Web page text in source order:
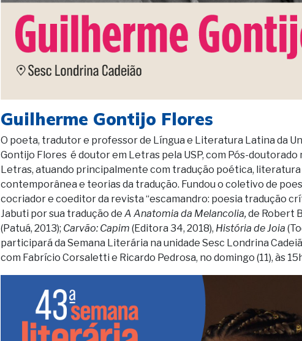
Guilherme Gontijo Flores
O poeta, tradutor e professor de Língua e Literatura Latina da
Gontijo Flores é doutor em Letras pela USP, com Pós-doutorado
Letras, atuando principalmente com tradução poética,
contemporânea e teorias da tradução. Fundou o coletivo de
cocriador e coeditor da revista “escamandro: poesia tradução
Jabuti por sua tradução de A Anatomia da Melancolia,de Robert
(Patuá, 2013); Carvão: Capim (Editora 34, 2018), História de Joia
participará da Semana Literária na unidade Sesc Londrina
com Fabrício Corsaletti e Ricardo Pedrosa, no domingo (11), às